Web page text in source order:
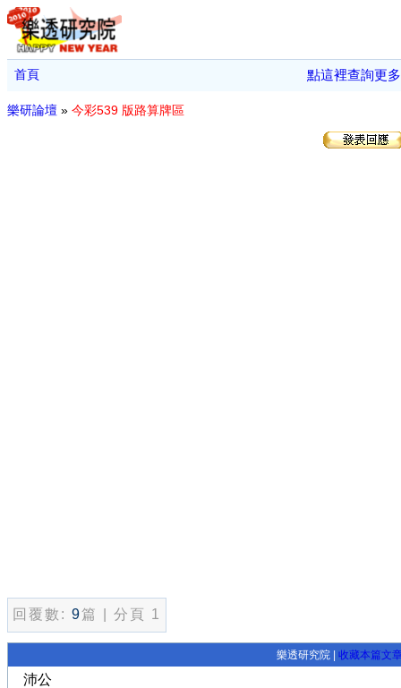
首頁 點這裡查詢更多
樂研論壇 » 今彩539 版路算牌區
回覆數: 9篇 | 分頁 1
樂透研究院 | 收藏本篇文
沛公